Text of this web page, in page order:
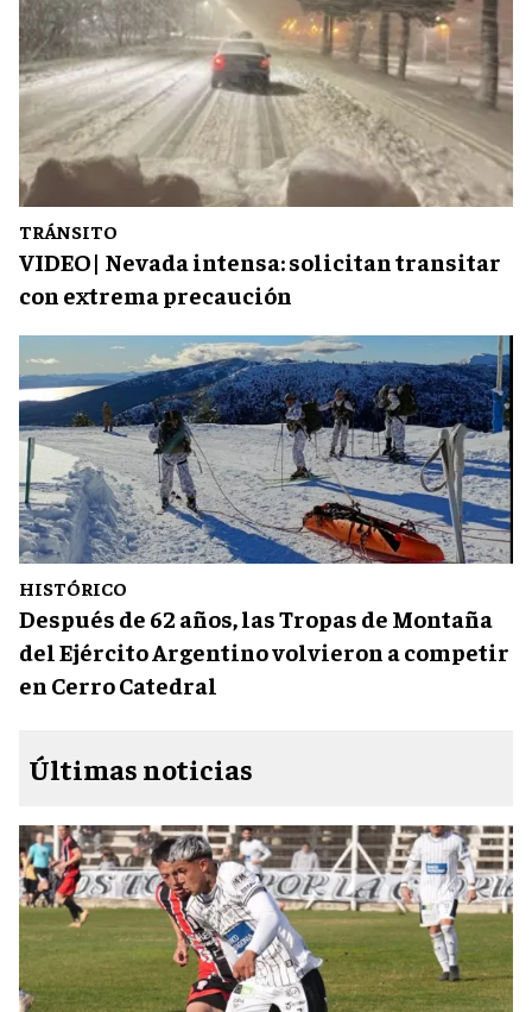
TRÁNSITO
VIDEO| Nevada intensa: solicitan transitar
con extrema precaución
HISTÓRICO
Después de 62 años, las Tropas de Montaña
del Ejército Argentino volvieron a competir
en Cerro Catedral
Últimas noticias